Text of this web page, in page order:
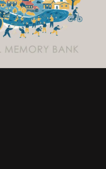
3.0 台灣及其後版本(CC BY-NC 3.0 TW +)